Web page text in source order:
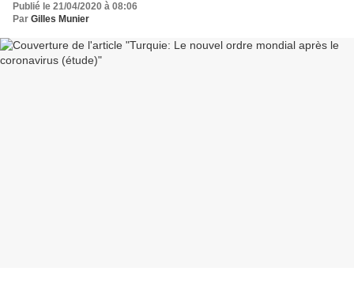
Publié le 21/04/2020 à 08:06
Par Gilles Munier